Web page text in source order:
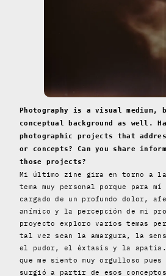
Photography is a visual
conceptual background as well.
photographic projects that
or concepts? Can you share
those projects?
Mi último zine gira en torno a la
tema muy personal porque para
cargado de un profundo dolor,
anímico y la percepción de mi
proyecto exploro varios temas
tal vez sean la amargura, la
el pudor, el éxtasis y la
que me siento muy orgulloso pues
surgió a partir de esos